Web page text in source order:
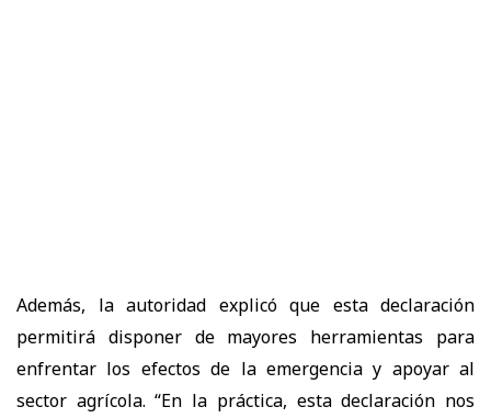
Además, la autoridad explicó que esta declaración
permitirá disponer de mayores herramientas para
enfrentar los efectos de la emergencia y apoyar al
sector agrícola. “En la práctica, esta declaración nos